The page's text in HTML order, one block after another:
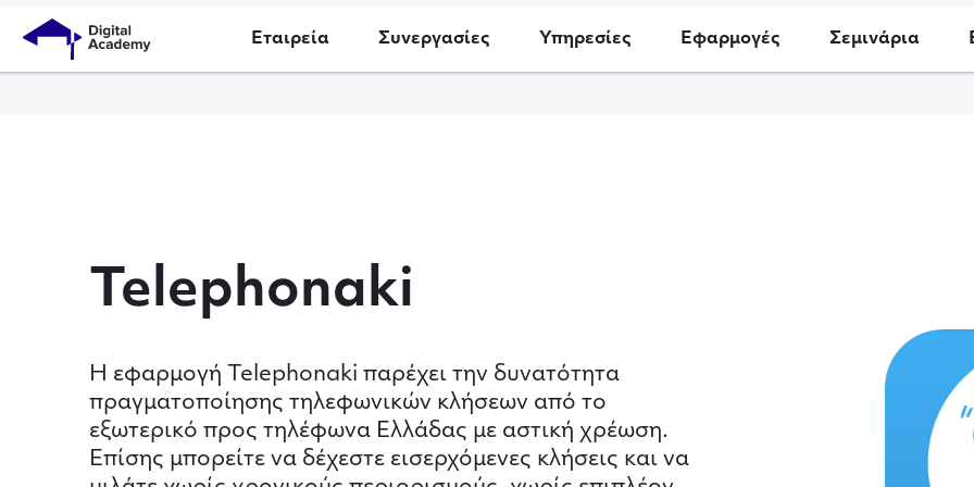
Εταιρεία Συνεργασίες Υπηρεσίες Εφαρμογές Σεμινάρια
Telephonaki
Η εφαρμογή Telephonaki παρέχει την δυνατότητα
πραγματοποίησης τηλεφωνικών κλήσεων από το
εξωτερικό προς τηλέφωνα Ελλάδας με αστική χρέωση.
Επίσης μπορείτε να δέχεστε εισερχόμενες κλήσεις και να